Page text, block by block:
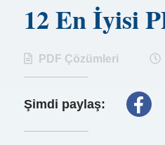
12 En İyisi
PDF Çözümleri
Şimdi paylaş: